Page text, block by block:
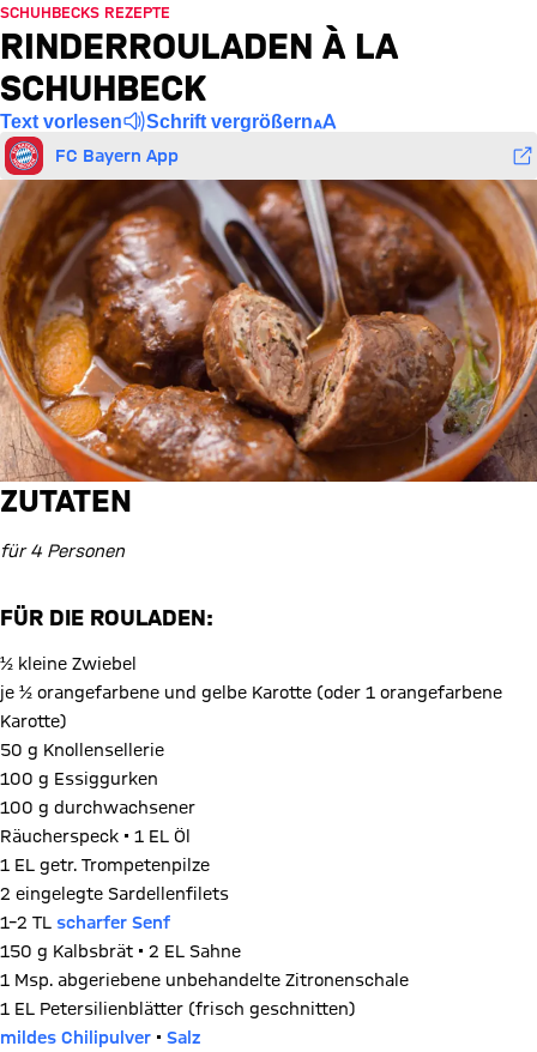
SCHUHBECKS REZEPTE
RINDERROULADEN À LA
SCHUHBECK
Text vorlesen Schrift vergrößern
FC Bayern App
ZUTATEN
für 4 Personen
FÜR DIE ROULADEN:
½ kleine Zwiebel
je ½ orangefarbene und gelbe Karotte (oder 1 orangefarbene
Karotte)
50 g Knollensellerie
100 g Essiggurken
100 g durchwachsener
Räucherspeck • 1 EL Öl
1 EL getr. Trompetenpilze
2 eingelegte Sardellenfilets
1–2 TL scharfer Senf
150 g Kalbsbrät • 2 EL Sahne
1 Msp. abgeriebene unbehandelte Zitronenschale
1 EL Petersilienblätter (frisch geschnitten)
mildes Chilipulver • Salz